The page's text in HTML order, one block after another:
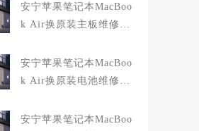
安宁苹果笔记本MacBoo
k Air换原装主板维修中
安宁苹果笔记本MacBoo
k Air换原装电池维修店
安宁苹果笔记本MacBoo